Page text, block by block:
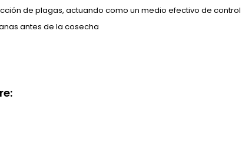
de plagas, actuando como un medio efectivo de
antes de la cosecha